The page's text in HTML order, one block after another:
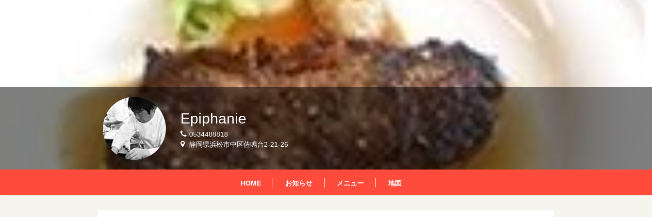
Epiphanie
0534488818
静岡県浜松市中区佐鳴台2-21-26
HOME お知らせ メニュー 地図